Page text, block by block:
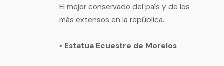
El mejor conservado del país y de los
más extensos en la república.
• Estatua Ecuestre de Morelos